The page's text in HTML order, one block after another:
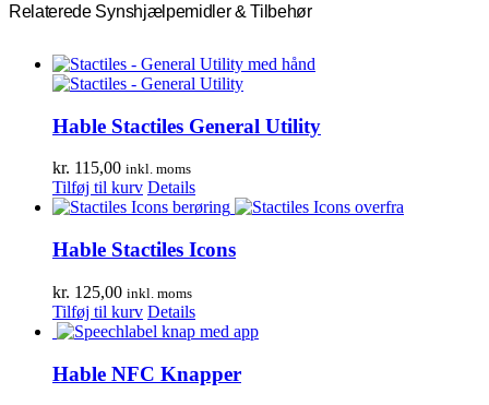
Relaterede Synshjælpemidler & Tilbehør
Hable Stactiles General Utility
kr. 115,00 inkl. moms
Tilføj til kurv Details
Hable Stactiles Icons
kr. 125,00 inkl. moms
Tilføj til kurv Details
Hable NFC Knapper